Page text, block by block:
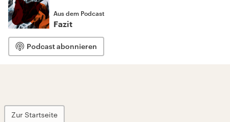
Aus dem Podcast
Fazit
Podcast abonnieren
Zur Startseite